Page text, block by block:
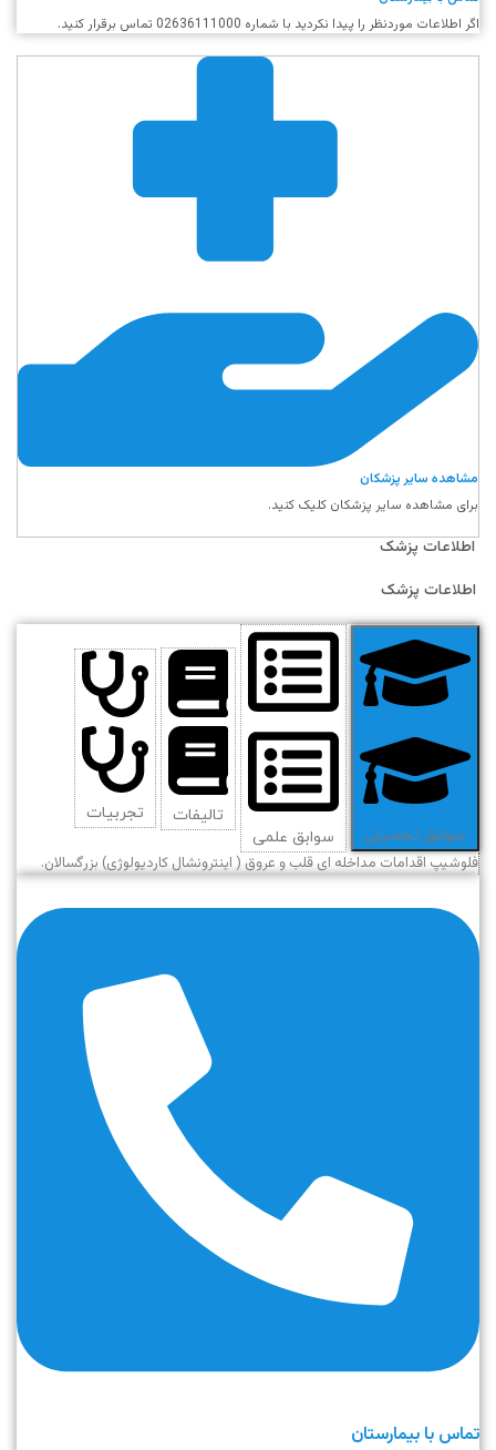
اگر اطلاعات موردنظر را پیدا نکردید با شماره 02636111000 تماس برقرار کنید.
مشاهده سایر پزشکان
برای مشاهده سایر پزشکان کلیک کنید.
اطلاعات پزشک
اطلاعات پزشک
سوابق تحصیلی سوابق علمی
تالیفات تجربیات
فلوشیپ اقدامات مداخله ای قلب و عروق ( اینترونشال کاردیولوژی) بزرگسالان.
تماس با بیمارستان